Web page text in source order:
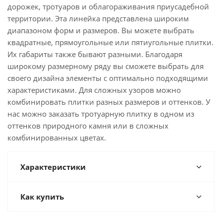
дорожек, тротуаров и облагораживания приусадебной
территории. Эта линейка представлена широким
диапазоном форм и размеров. Вы можете выбрать
квадратные, прямоугольные или пятиугольные плитки.
Их габариты также бывают разными. Благодаря
широкому размерному ряду вы сможете выбрать для
своего дизайна элементы с оптимально подходящими
характеристиками. Для сложных узоров можно
комбинировать плитки разных размеров и оттенков. У
нас можно заказать тротуарную плитку в одном из
оттенков природного камня или в сложных
комбинированных цветах.
Характеристики
Как купить